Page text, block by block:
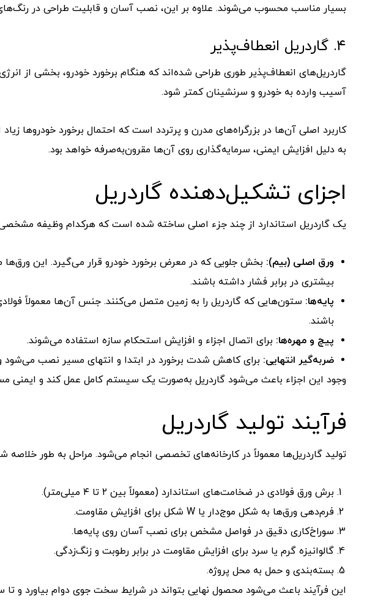
بسیار مناسب محسوب می‌شوند. علاوه بر این، نصب آسان و قابلیت طراحی در
۴. گاردریل انعطاف‌پذیر
گاردریل‌های انعطاف‌پذیر طوری طراحی شده‌اند که هنگام برخورد خودرو، بخشی از
آسیب وارده به خودرو و سرنشینان کمتر شود.
کاربرد اصلی آن‌ها در بزرگراه‌های مدرن و پرتردد است که احتمال برخورد خودروها
به دلیل افزایش ایمنی، سرمایه‌گذاری روی آن‌ها مقرون‌به‌صرفه خواهد بود.
اجزای تشکیل‌دهنده گاردریل
یک گاردریل استاندارد از چند جزء اصلی ساخته شده است که هرکدام وظیفه مشخصی
ورق اصلی (بیم): بخش جلویی که در معرض برخورد خودرو قرار می‌گیرد. این
بیشتری در برابر فشار داشته باشند.
پایه‌ها: ستون‌هایی که گاردریل را به زمین متصل می‌کنند. جنس آن‌ها معمولاً
باشند.
پیچ و مهره‌ها: برای اتصال اجزاء و افزایش استحکام سازه استفاده می‌شوند.
ضربه‌گیر انتهایی: برای کاهش شدت برخورد در ابتدا و انتهای مسیر نصب می‌شود و
وجود این اجزاء باعث می‌شود گاردریل به‌صورت یک سیستم کامل عمل کند و ایمنی
فرآیند تولید گاردریل
تولید گاردریل‌ها معمولاً در کارخانه‌های تخصصی انجام می‌شود. مراحل به طور خلاصه
برش ورق فولادی در ضخامت‌های استاندارد (معمولاً بین ۲ تا ۴ میلی‌متر).
فرم‌دهی ورق‌ها به شکل موج‌دار یا W شکل برای افزایش مقاومت.
سوراخ‌کاری دقیق در فواصل مشخص برای نصب آسان روی پایه‌ها.
گالوانیزه گرم یا سرد برای افزایش مقاومت در برابر رطوبت و زنگ‌زدگی.
بسته‌بندی و حمل به محل پروژه.
این فرآیند باعث می‌شود محصول نهایی بتواند در شرایط سخت جوی دوام بیاورد و تا